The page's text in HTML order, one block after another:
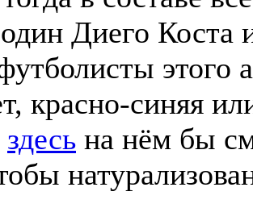
Диего Коста
красно-синяя
здесь на нём бы